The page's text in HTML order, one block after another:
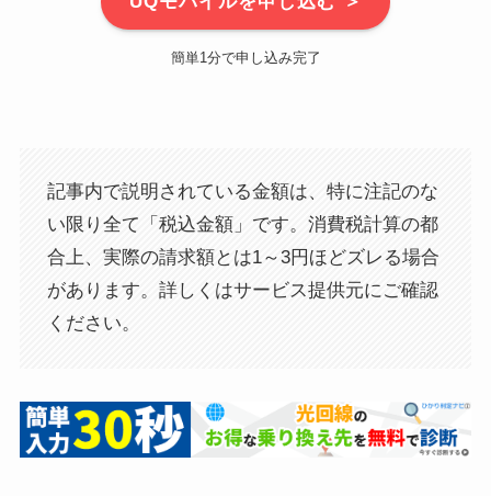
簡単1分で申し込み完了
記事内で説明されている金額は、特に注記のな
い限り全て「税込金額」です。消費税計算の都
合上、実際の請求額とは1～3円ほどズレる場合
があります。詳しくはサービス提供元にご確認
ください。